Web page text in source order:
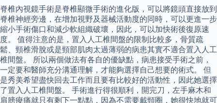
脊椎內視鏡手術是脊椎顯微手術的進化版，可以將鏡頭直接放到
脊椎神經旁邊，在增加視野及器械活動度的同時，可以更進一步
縮小手術傷口和減少軟組織破壞，因此，可以加快術後復原速
度。 值得注意的是，置入人工椎間盤的限制比較多，骨質疏
鬆、頸椎滑脫或是頸部肌肉太過薄弱的病患其實不適合置入人工
椎間盤。 所以兩個做法有各自的優缺點，病患接受手術之前，
一定要和醫師充分溝通理解，才能夠選擇自己想要的術式。 但
是秀美希望盡快回去工作而且要有比較好的活動性，因此她選擇
了置入人工椎間盤。 手術進行得很順利，開完刀，左手麻木和
肩膀痠痛就只有剩下一點點，因為不需要戴頸圈，她很快地就可